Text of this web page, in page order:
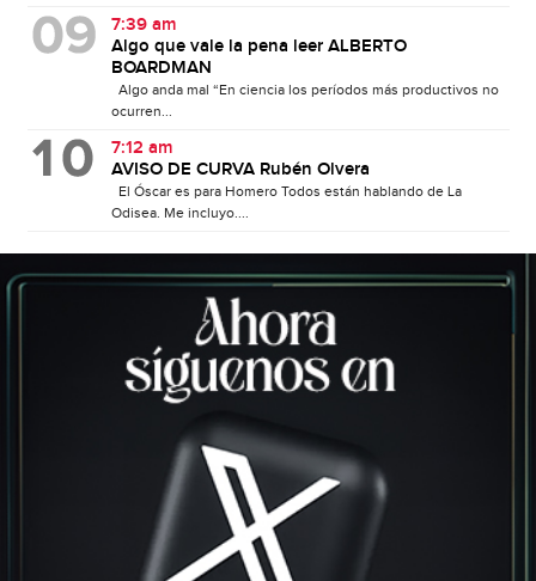
7:39 am
Algo que vale la pena leer ALBERTO
BOARDMAN
Algo anda mal “En ciencia los períodos más productivos no
ocurren...
7:12 am
AVISO DE CURVA Rubén Olvera
El Óscar es para Homero Todos están hablando de La
Odisea. Me incluyo....